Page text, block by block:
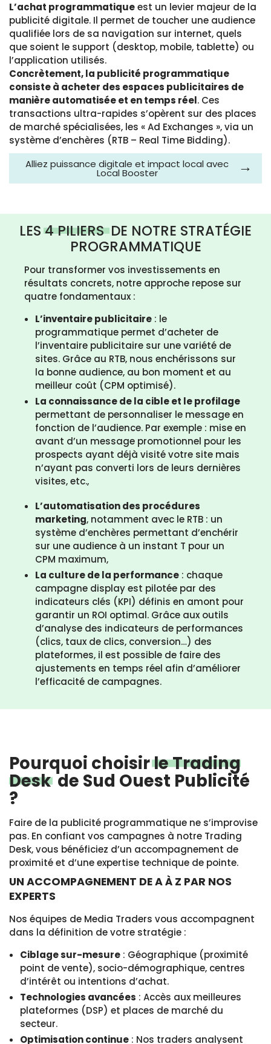
L’achat programmatiqueest un levier majeur de la
publicité digitale. Il permet de toucher une audience
qualifiée lors de sa navigation sur internet, quels
que soient le support (desktop, mobile, tablette) ou
l’application utilisés.
Concrètement, la publicité programmatique
consiste à acheter des espaces publicitaires de
manière automatisée et en temps réel. Ces
transactions ultra-rapides s’opèrent sur des places
de marché spécialisées, les « Ad Exchanges », via un
système d’enchères (RTB – Real Time Bidding).
Alliez puissance digitale et impact local avec
Local Booster
LES4 PILIERS DE NOTRE STRATÉGIE
PROGRAMMATIQUE
Pour transformer vos investissements en
résultats concrets, notre approche repose sur
quatre fondamentaux :
L’inventaire publicitaire : le
programmatique permet d’acheter de
l’inventaire publicitaire sur une variété de
sites. Grâce au RTB, nous enchérissons sur
la bonne audience, au bon moment et au
meilleur coût (CPM optimisé).
La connaissance de la cible et le profilage
permettant de personnaliser le message en
fonction de l’audience. Par exemple : mise en
avant d’un message promotionnel pour les
prospects ayant déjà visité votre site mais
n’ayant pas converti lors de leurs dernières
visites, etc.,
L’automatisation des procédures
marketing, notamment avec le RTB : un
système d’enchères permettant d’enchérir
sur une audience à un instant T pour un
CPM maximum,
La culture de la performance : chaque
campagne display est pilotée par des
indicateurs clés (KPI) définis en amont pour
garantir un ROI optimal. Grâce aux outils
d’analyse des indicateurs de performances
(clics, taux de clics, conversion…) des
plateformes, il est possible de faire des
ajustements en temps réel afin d’améliorer
l’efficacité de campagnes.
Pourquoi choisirle Trading
Desk de Sud Ouest Publicité
?
Faire de la publicité programmatique ne s’improvise
pas. En confiant vos campagnes à notre Trading
Desk, vous bénéficiez d’un accompagnement de
proximité et d’une expertise technique de pointe.
UN ACCOMPAGNEMENT DE A À Z PAR NOS
EXPERTS
Nos équipes de Media Traders vous accompagnent
dans la définition de votre stratégie :
Ciblage sur-mesure : Géographique (proximité
point de vente), socio-démographique, centres
d’intérêt ou intentions d’achat.
Technologies avancées : Accès aux meilleures
plateformes (DSP) et places de marché du
secteur.
Optimisation continue : Nos traders analysent